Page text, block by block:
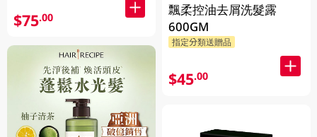
$75.00
飄柔控油去屑洗髮露
600GM
指定分類送贈品
$45.00